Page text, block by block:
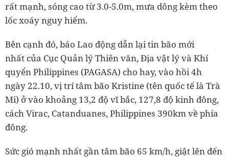
rất mạnh, sóng cao từ 3.0-5.0m, mưa dông kèm theo
lốc xoáy nguy hiểm.
Bên cạnh đó, báo Lao động dẫn lại tin bão mới
nhất của Cục Quản lý Thiên văn, Địa vật lý và Khí
quyển Philippines (PAGASA) cho hay, vào hồi 4h
ngày 22.10, vị trí tâm bão Kristine (tên quốc tế là Trà
Mi) ở vào khoảng 13,2 độ vĩ bắc, 127,8 độ kinh đông,
cách Virac, Catanduanes, Philippines 390km về phía
đông.
Sức gió mạnh nhất gần tâm bão 65 km/h, giật lên đến